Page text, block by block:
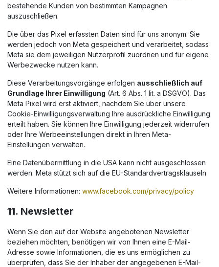
bestehende Kunden von bestimmten Kampagnen
auszuschließen.
Die über das Pixel erfassten Daten sind für uns anonym. Sie
werden jedoch von Meta gespeichert und verarbeitet, sodass
Meta sie dem jeweiligen Nutzerprofil zuordnen und für eigene
Werbezwecke nutzen kann.
Diese Verarbeitungsvorgänge erfolgen ausschließlich auf
Grundlage Ihrer Einwilligung (Art. 6 Abs. 1 lit. a DSGVO). Das
Meta Pixel wird erst aktiviert, nachdem Sie über unsere
Cookie-Einwilligungsverwaltung Ihre ausdrückliche Einwilligung
erteilt haben. Sie können Ihre Einwilligung jederzeit widerrufen
oder Ihre Werbeeinstellungen direkt in Ihren Meta-
Einstellungen verwalten.
Eine Datenübermittlung in die USA kann nicht ausgeschlossen
werden. Meta stützt sich auf die EU-Standardvertragsklauseln.
Weitere Informationen: www.facebook.com/privacy/policy
11. Newsletter
Wenn Sie den auf der Website angebotenen Newsletter
beziehen möchten, benötigen wir von Ihnen eine E-Mail-
Adresse sowie Informationen, die es uns ermöglichen zu
überprüfen, dass Sie der Inhaber der angegebenen E-Mail-